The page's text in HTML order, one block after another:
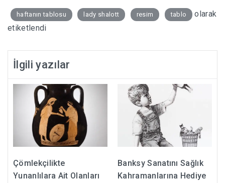
haftanın tablosu lady shalott resim tablo
olarak
etiketlendi
İlgili yazılar
Çömlekçilikte
Yunanlılara Ait Olanları
Banksy Sanatını Sağlık
Kahramanlarına Hediye